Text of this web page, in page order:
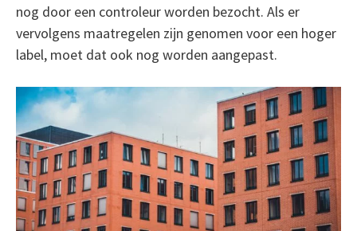
nog door een controleur worden bezocht. Als er
vervolgens maatregelen zijn genomen voor een hoger
label, moet dat ook nog worden aangepast.